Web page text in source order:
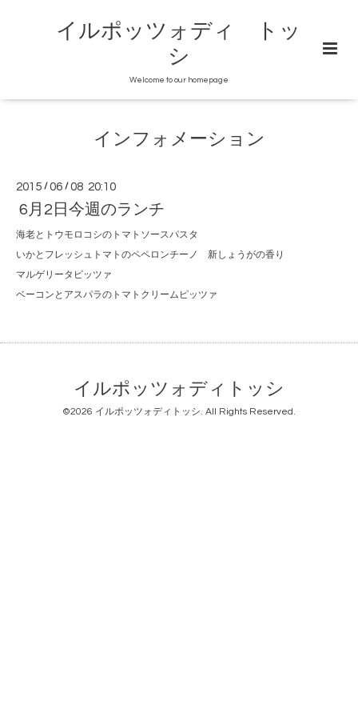
イルポッツォディ トッ
シ
Welcome to our homepage
インフォメーション
2015 /06 /08 20:10
6月2日今週のランチ
海老とトウモロコシのトマトソースパスタ
いかとフレッシュトマトのペペロンチーノ 新しょうがの香り
マルゲリータピッツァ
ベーコンとアスパラのトマトクリームピッツァ
イルポッツォディトッシ
©2026 イルポッツォディトッシ. All Rights Reserved.